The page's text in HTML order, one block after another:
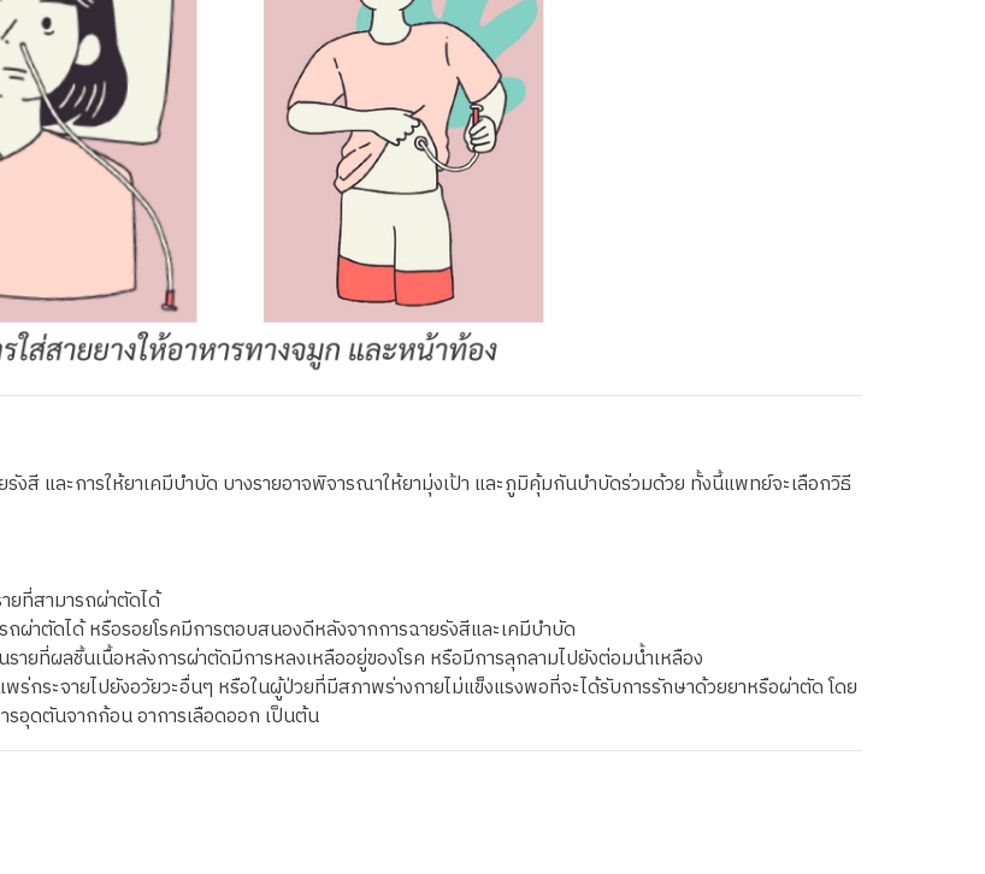
สี และการให้ยาเคมีบำบัด บางรายอาจพิจารณาให้ยามุ่งเป้า และภูมิคุ้มกันบำบัดร่วมด้วย ทั้งนี้แพทย์จะเลือกวิธี
ยที่สามารถผ่าตัดได้
ผ่าตัดได้ หรือรอยโรคมีการตอบสนองดีหลังจากการฉายรังสีและเคมีบำบัด
ายที่ผลชิ้นเนื้อหลังการผ่าตัดมีการหลงเหลืออยู่ของโรค หรือมีการลุกลามไปยังต่อมน้ำเหลือง
ร่กระจายไปยังอวัยวะอื่นๆ หรือในผู้ป่วยที่มีสภาพร่างกายไม่แข็งแรงพอที่จะได้รับการรักษาด้วยยาหรือผ่าตัด โดย
รอุดตันจากก้อน อาการเลือดออก เป็นต้น